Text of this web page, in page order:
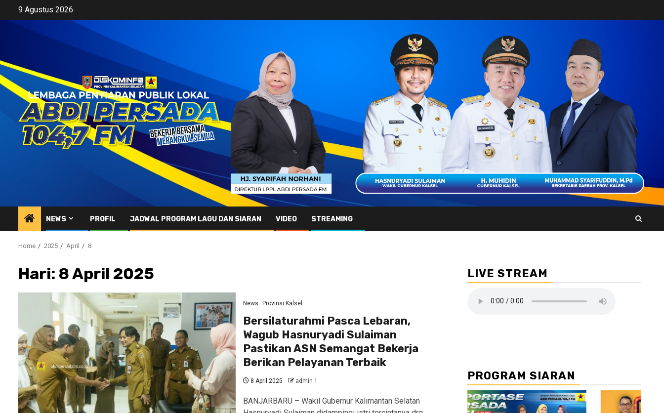
content
9 Agustus 2026
NEWS PROFIL JADWAL PROGRAM LAGU DAN SIARAN VIDEO STREAMING
Home 2025 April 8
Hari: 8 April 2025
News Provinsi Kalsel
Bersilaturahmi Pasca Lebaran,
Wagub Hasnuryadi Sulaiman
Pastikan ASN Semangat Bekerja
Berikan Pelayanan Terbaik
8 April 2025 admin 1
BANJARBARU – Wakil Gubernur Kalimantan Selatan
LIVE STREAM
PROGRAM SIARAN